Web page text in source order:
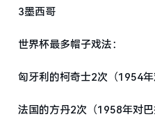
3墨西哥
世界杯最多帽子戏法：
匈牙利的柯奇士2次（1954年
法国的方丹2次（1958年对巴